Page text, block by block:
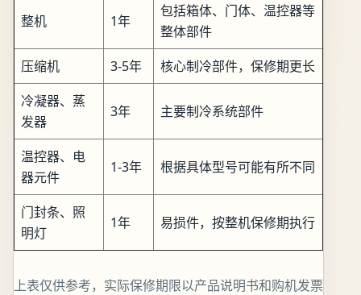
整机 1年
包括箱体、门体、温控器等
整体部件
压缩机
3-5年
核心制冷部件，保修期更长
冷凝器、蒸
发器
3年 主要制冷系统部件
温控器、电
器元件
1-3年 根据具体型号可能有所不同
门封条、照
明灯
1年 易损件，按整机保修期执行
上表仅供参考，实际保修期限以产品说明书和购机发票